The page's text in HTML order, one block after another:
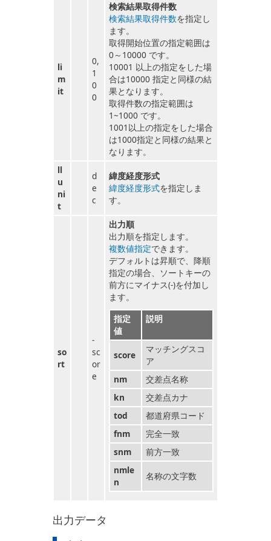
li
m
it
0,
1
0
0
検索結果取得件数
検索結果取得件数を指定し
ます。
取得開始位置の指定範囲は
0～10000 です。
10001 以上の指定をした場
合は10000 指定と同様の結
果となります。
取得件数の指定範囲は
1~1000 です。
1001以上の指定をした場合
は1000指定と同様の結果と
なります。
ll
u
ni
t
d
e
c
緯度経度形式
緯度経度形式を指定しま
す。
so
rt
-
sc
or
e
出力順
出力順を指定します。
複数値指定できます。
デフォルトは昇順で、降順
指定の場合、ソートキーの
前方にマイナス(-)を付加し
ます。
指定
値
説明
score
マッチングスコ
ア
nm
交差点名称
kn
交差点カナ
tod
都道府県コード
fnm
完全一致
snm
前方一致
nmle
n
名称の文字数
出力データ